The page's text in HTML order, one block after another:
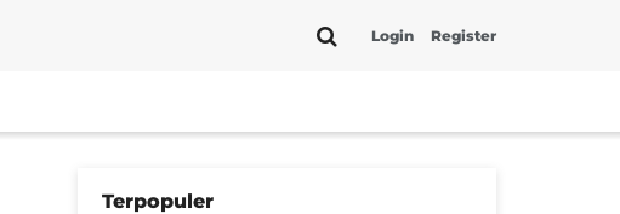
Login Register
Terpopuler